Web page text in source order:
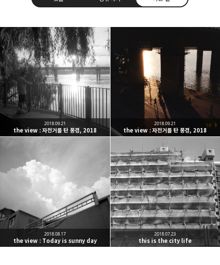
Leica Sisyphus
One must imagine Sisyphus happy.
구독하기
카카오톡 라인 트위터
the view : 자전거를 탄 풍경, 2018
2018.09.21
the view : 자전거를 탄 풍경, 2018
2018.09.21
the view : Today is sunny day
2018.08.17
this is the city life
2018.07.23